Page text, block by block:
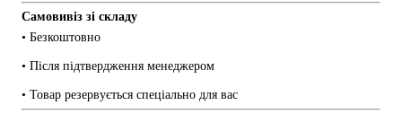
Самовивіз зі складу
• Безкоштовно
• Після підтвердження менеджером
• Товар резервується спеціально для вас